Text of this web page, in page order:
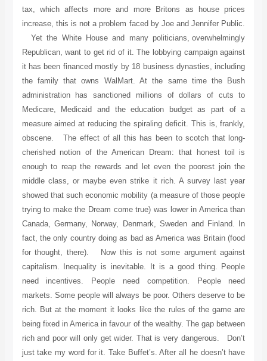
tax, which affects more and more Britons as house prices
increase, this is not a problem faced by Joe and Jennifer Public.
Yet the White House and many politicians, overwhelmingly
Republican, want to get rid of it. The lobbying campaign against
it has been financed mostly by 18 business dynasties, including
the family that owns WalMart. At the same time the Bush
administration has sanctioned millions of dollars of cuts to
Medicare, Medicaid and the education budget as part of a
measure aimed at reducing the spiraling deficit. This is, frankly,
obscene. The effect of all this has been to scotch that long-
cherished notion of the American Dream: that honest toil is
enough to reap the rewards and let even the poorest join the
middle class, or maybe even strike it rich. A survey last year
showed that such economic mobility (a measure of those people
trying to make the Dream come true) was lower in America than
Canada, Germany, Norway, Denmark, Sweden and Finland. In
fact, the only country doing as bad as America was Britain (food
for thought, there). Now this is not some argument against
capitalism. Inequality is inevitable. It is a good thing. People
need incentives. People need competition. People need
markets. Some people will always be poor. Others deserve to be
rich. But at the moment it looks like the rules of the game are
being fixed in America in favour of the wealthy. The gap between
rich and poor will only get wider. That is very dangerous. Don’t
just take my word for it. Take Buffet’s. After all he doesn’t have